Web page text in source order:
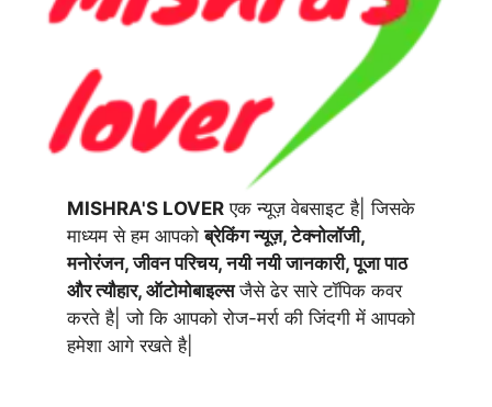
MISHRA'S LOVER एक न्यूज़ वेबसाइट है| जिसके
माध्यम से हम आपकोब्रेकिंग न्यूज़, टेक्नोलॉजी,
मनोरंजन, जीवन परिचय, नयी नयी जानकारी, पूजा पाठ
और त्यौहार, ऑटोमोबाइल्सजैसे ढेर सारे टॉपिक कवर
करते है| जो कि आपको रोज-मर्रा की जिंदगी में आपको
हमेशा आगे रखते है|